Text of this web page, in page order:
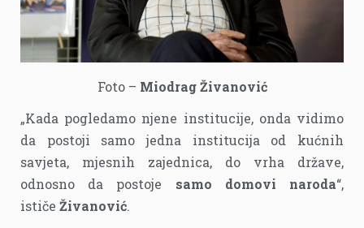
Foto – Miodrag Živanović
„Kada pogledamo njene institucije, onda vidimo
da postoji samo jedna institucija od kućnih
savjeta, mjesnih zajednica, do vrha države,
odnosno da postoje samo domovi naroda“,
ističe Živanović.